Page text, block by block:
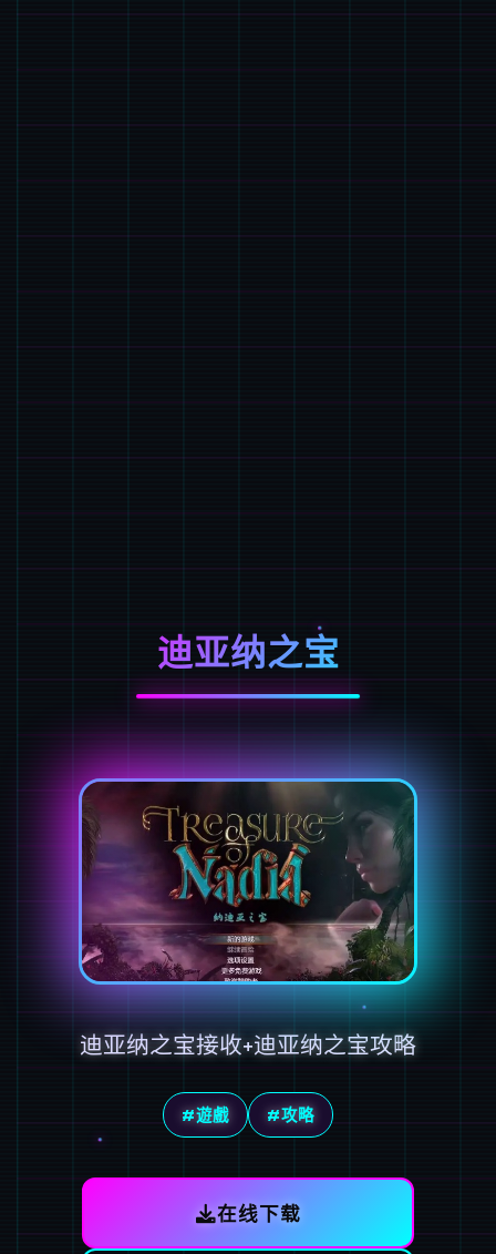
迪亚纳之宝
迪亚纳之宝接收+迪亚纳之宝攻略
#遊戲 #攻略
在线下载